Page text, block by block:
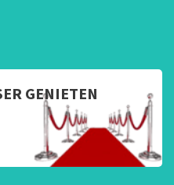
GENIETEN